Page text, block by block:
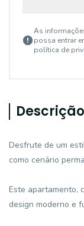
As
possa entrar
política de
Descrição
Desfrute de um
como cenário
Este apartamento,
design moderno e